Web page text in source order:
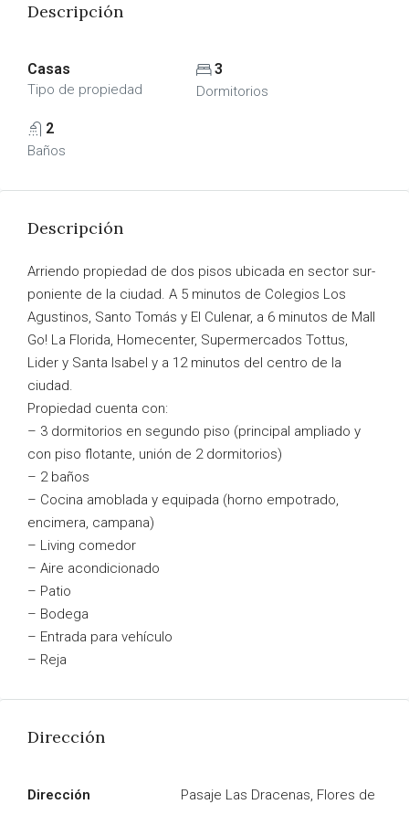
Descripción
Casas
Tipo de propiedad
3
Dormitorios
2
Baños
Descripción
Arriendo propiedad de dos pisos ubicada en sector sur-
poniente de la ciudad. A 5 minutos de Colegios Los
Agustinos, Santo Tomás y El Culenar, a 6 minutos de Mall
Go! La Florida, Homecenter, Supermercados Tottus,
Lider y Santa Isabel y a 12 minutos del centro de la
ciudad.
Propiedad cuenta con:
– 3 dormitorios en segundo piso (principal ampliado y
con piso flotante, unión de 2 dormitorios)
– 2 baños
– Cocina amoblada y equipada (horno empotrado,
encimera, campana)
– Living comedor
– Aire acondicionado
– Patio
– Bodega
– Entrada para vehículo
– Reja
Dirección
Dirección
Pasaje Las Dracenas, Flores de